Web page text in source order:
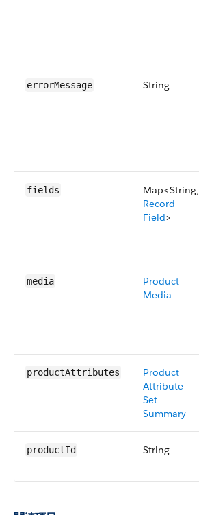
errorMessage String
fields
Map<String,
Record
Field>
media
Product
Media
productAttributes
Product
Attribute
Set
Summary
productId String